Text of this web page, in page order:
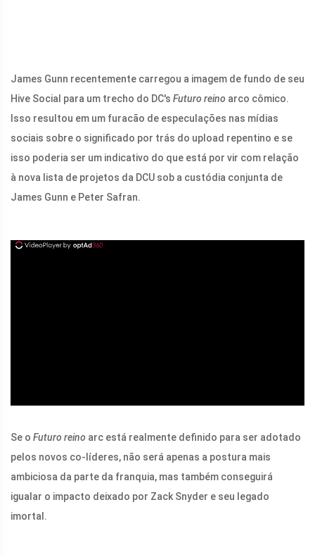
James Gunn recentemente carregou a imagem de fundo de seu
Hive Social para um trecho do DC's Futuro reino arco cômico.
Isso resultou em um furacão de especulações nas mídias
sociais sobre o significado por trás do upload repentino e se
isso poderia ser um indicativo do que está por vir com relação
à nova lista de projetos da DCU sob a custódia conjunta de
James Gunn e Peter Safran.
Se o Futuro reino arc está realmente definido para ser adotado
pelos novos co-líderes, não será apenas a postura mais
ambiciosa da parte da franquia, mas também conseguirá
igualar o impacto deixado por Zack Snyder e seu legado
imortal.